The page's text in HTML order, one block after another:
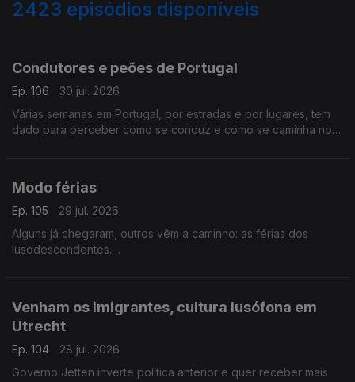
2423 episódios disponíveis
Condutores e peões de Portugal
Ep. 106
30 jul. 2026
Várias semanas em Portugal, por estradas e por lugares, tem
dado para perceber como se conduz e como se caminha no
Modo férias
Ep. 105
29 jul. 2026
Alguns já chegaram, outros vêm a caminho: as férias dos
lusodescendentes.
Venham os imigrantes, cultura lusófona em
Utrecht
Ep. 104
28 jul. 2026
Governo Jetten inverte política anterior e quer receber mais